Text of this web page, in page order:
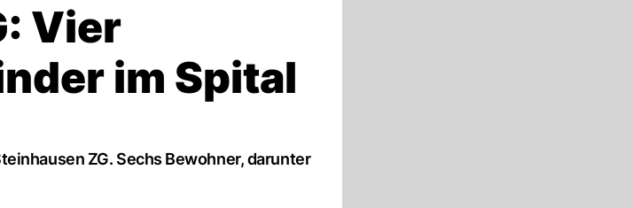
Vier
im Spital
ZG. Sechs Bewohner, darunter